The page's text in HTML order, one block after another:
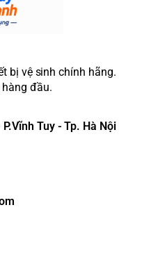
bị vệ sinh chính hãng.
đầu.
Tuy - Tp. Hà Nội